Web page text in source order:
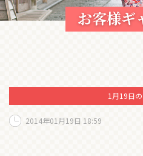
お客様ギ
1月19日
2014年01月19日 18:59